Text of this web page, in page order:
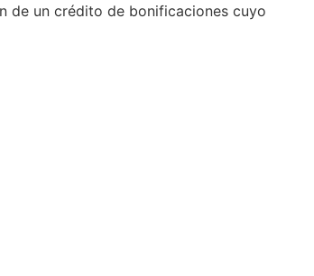
de un crédito de bonificaciones cuyo